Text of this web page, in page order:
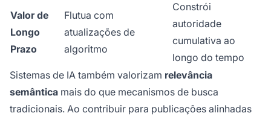
Valor de
Longo
Prazo
Flutua com
atualizações de
algoritmo
Constrói
autoridade
cumulativa ao
longo do tempo
Sistemas de IA também valorizam relevância
semântica mais do que mecanismos de busca
tradicionais. Ao contribuir para publicações alinhadas